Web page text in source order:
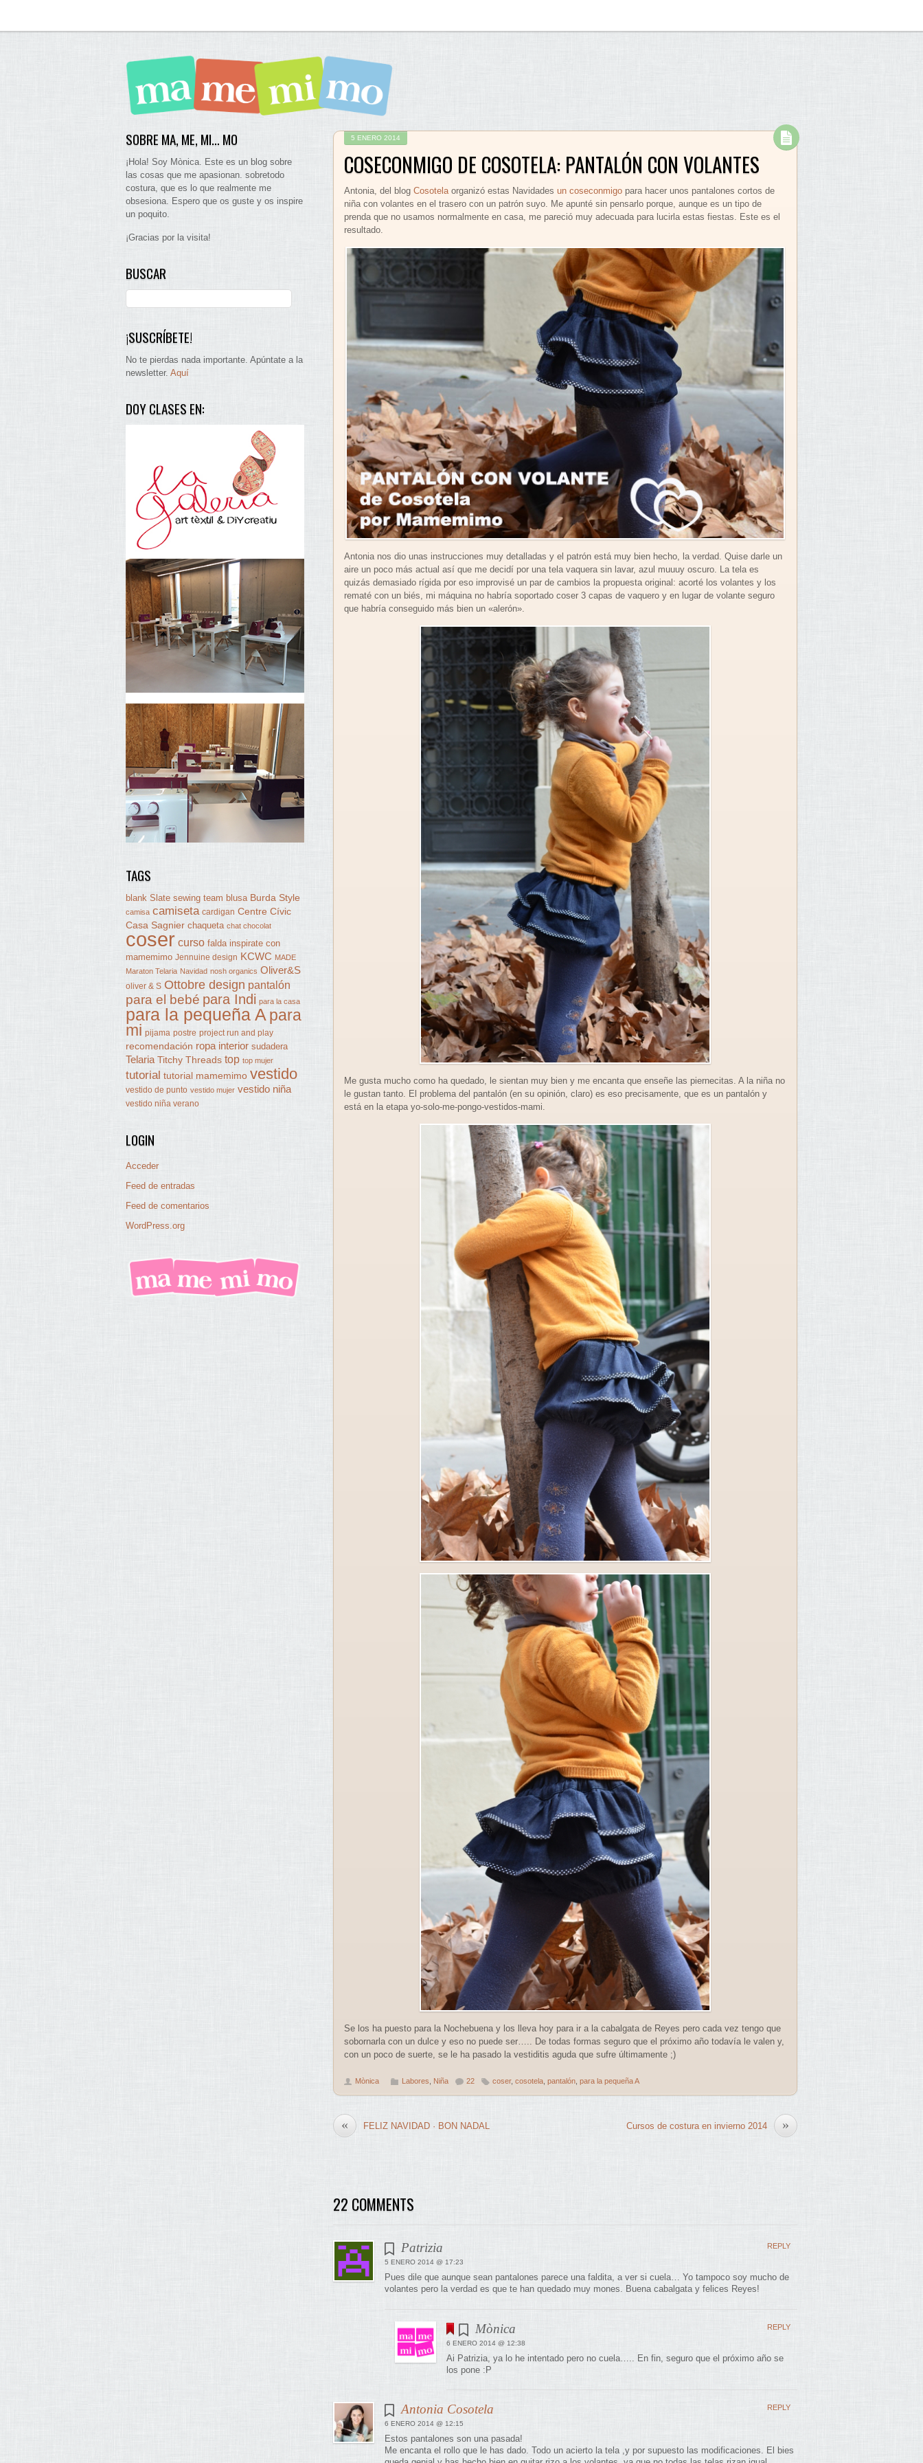
5 ENERO 2014
COSECONMIGO DE COSOTELA: PANTALÓN CON VOLANTES
Antonia, del blog Cosotelaorganizó estas Navidades un coseconmigo para hacer unos pantalones cortos de
niña con volantes en el trasero con un patrón suyo. Me apunté sin pensarlo porque, aunque es un tipo de
prenda que no usamos normalmente en casa, me pareció muy adecuada para lucirla estas fiestas. Este es el
resultado.
Antonia nos dio unas instrucciones muy detalladas y el patrón está muy bien hecho, la verdad. Quise darle un
aire un poco más actual así que me decidí por una tela vaquera sin lavar, azul muuuy oscuro. La tela es
quizás demasiado rígida por eso improvisé un par de cambios la propuesta original: acorté los volantes y los
rematé con un biés, mi máquina no habría soportado coser 3 capas de vaquero y en lugar de volante seguro
que habría conseguido más bien un «alerón».
Me gusta mucho como ha quedado, le sientan muy bien y me encanta que enseñe las piernecitas. A la niña no
le gustan tanto. El problema del pantalón (en su opinión, claro) es eso precisamente, que es un pantalón y
está en la etapa yo-solo-me-pongo-vestidos-mami.
Se los ha puesto para la Nochebuena y los lleva hoy para ir a la cabalgata de Reyes pero cada vez tengo que
sobornarla con un dulce y eso no puede ser….. De todas formas seguro que el próximo año todavía le valen y,
con un poco de suerte, se le ha pasado la vestiditis aguda que sufre últimamente ;)
Mònica Labores Niña 22 coser, cosotela pantalón para la pequeña A
« FELIZ NAVIDAD · BON NADAL »
Cursos de costura en invierno 2014
22 COMMENTS
Patrizia
5 ENERO 2014 @ 17:23
Pues dile que aunque sean pantalones parece una faldita, a ver si cuela… Yo tampoco soy mucho de
volantes pero la verdad es que te han quedado muy mones. Buena cabalgata y felices Reyes!
REPLY
Mònica
6 ENERO 2014 @ 12:38
Ai Patrizia, ya lo he intentado pero no cuela….. En fin, seguro que el próximo año se
los pone :P
REPLY
Antonia Cosotela
6 ENERO 2014 @ 12:15
Estos pantalones son una pasada!
Me encanta el rollo que le has dado. Todo un acierto la tela ,y por supuesto las modificaciones. El bies
REPLY
SOBRE MA, ME, MI… MO
¡Hola! Soy Mònica. Este es un blog sobre
las cosas que me apasionan. sobretodo
costura, que es lo que realmente me
obsesiona. Espero que os guste y os inspire
un poquito.
¡Gracias por la visita!
BUSCAR
¡SUSCRÍBETE!
No te pierdas nada importante. Apúntate a la
newsletter. Aquí
DOY CLASES EN:
TAGS
blank Slate sewing team blusa Burda Style
camisa camiseta cardigan Centre Cívic
Casa Sagnier chaqueta chat chocolat
coser curso falda inspirate con
mamemimo Jennuine design KCWC MADE
Maraton Telaria Navidad nosh organics Oliver&S
oliver & S Ottobre design pantalón
para el bebé para Indi para la casa
para la pequeña A para
mi pijama postre project run and play
recomendación ropa interior sudadera
Telaria Titchy Threads top top mujer
tutorial tutorial mamemimo vestido
vestido de punto vestido mujer vestido niña
vestido niña verano
LOGIN
Acceder
Feed de entradas
Feed de comentarios
WordPress.org